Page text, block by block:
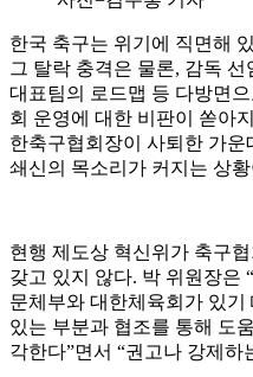
한국 축구는 위기에 직면해
그 탈락 충격은 물론, 감독
대표팀의 로드맵 등 다방면
회 운영에 대한 비판이 쏟아
한축구협회장이 사퇴한 가
쇄신의 목소리가 커지는 상
현행 제도상 혁신위가 축구
갖고 있지 않다. 박 위원장은
문체부와 대한체육회가 있
있는 부분과 협조를 통해 도
각한다”면서 “권고나 강제하